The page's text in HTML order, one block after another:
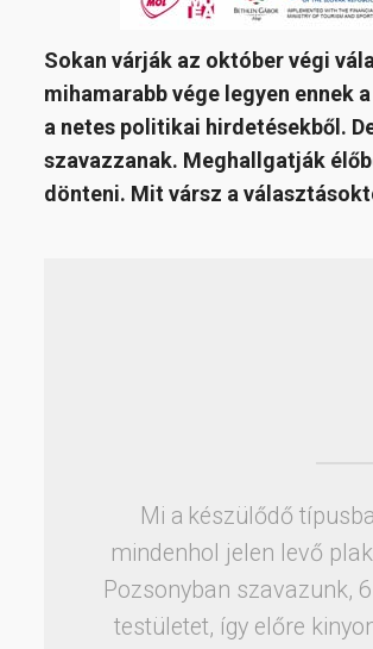
Sokan várják az október végi
mihamarabb vége legyen ennek
a netes politikai hirdetésekből.
szavazzanak. Meghallgatják
dönteni. Mit vársz a
Mi a készülődő
mindenhol jelen levő
Pozsonyban szavazunk,
testületet, így előre